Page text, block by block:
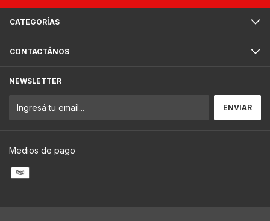
CATEGORÍAS
CONTACTÁNOS
NEWSLETTER
Medios de pago